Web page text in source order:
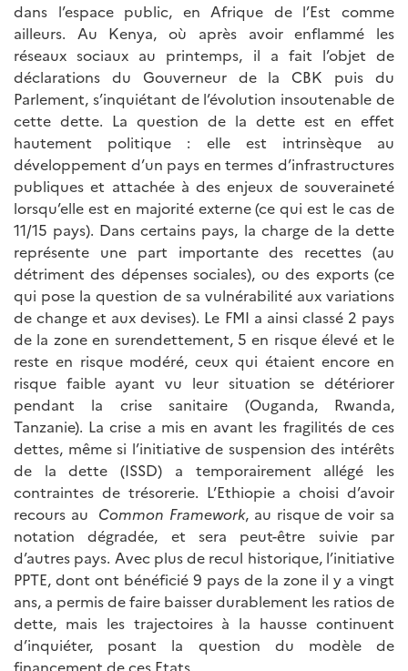
dans l’espace public, en Afrique de l’Est comme
ailleurs. Au Kenya, où après avoir enflammé les
réseaux sociaux au printemps, il a fait l’objet de
déclarations du Gouverneur de la CBK puis du
Parlement, s’inquiétant de l’évolution insoutenable de
cette dette. La question de la dette est en effet
hautement politique : elle est intrinsèque au
développement d’un pays en termes d’infrastructures
publiques et attachée à des enjeux de souveraineté
lorsqu’elle est en majorité externe (ce qui est le cas de
11/15 pays). Dans certains pays, la charge de la dette
représente une part importante des recettes (au
détriment des dépenses sociales), ou des exports (ce
qui pose la question de sa vulnérabilité aux variations
de change et aux devises). Le FMI a ainsi classé 2 pays
de la zone en surendettement, 5 en risque élevé et le
reste en risque modéré, ceux qui étaient encore en
risque faible ayant vu leur situation se détériorer
pendant la crise sanitaire (Ouganda, Rwanda,
Tanzanie). La crise a mis en avant les fragilités de ces
dettes, même si l’initiative de suspension des intérêts
de la dette (ISSD) a temporairement allégé les
contraintes de trésorerie. L’Ethiopie a choisi d’avoir
recours au Common Framework, au risque de voir sa
notation dégradée, et sera peut-être suivie par
d’autres pays. Avec plus de recul historique, l’initiative
PPTE, dont ont bénéficié 9 pays de la zone il y a vingt
ans, a permis de faire baisser durablement les ratios de
dette, mais les trajectoires à la hausse continuent
d’inquiéter, posant la question du modèle de
financement de ces Etats.